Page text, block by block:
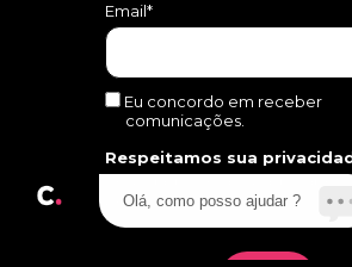
Email*
Eu concordo em receber
comunicações.
Respeitamos sua
Seus dados serão usados
entrar em contato com você.
Olá, como posso ajudar ?